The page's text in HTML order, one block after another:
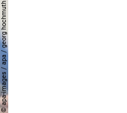
© apa-images / apa / georg hochmuth